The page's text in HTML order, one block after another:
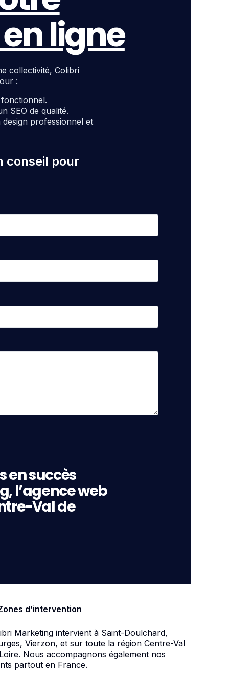
ligne
collectivité, Colibri
:
SEO de qualité.
professionnel et
conseil pour
en succès
l’agence web
Val de
d’intervention
Marketing intervient à Saint-Doulchard,
Vierzon, et sur toute la région Centre-Val
Nous accompagnons également nos
partout en France.